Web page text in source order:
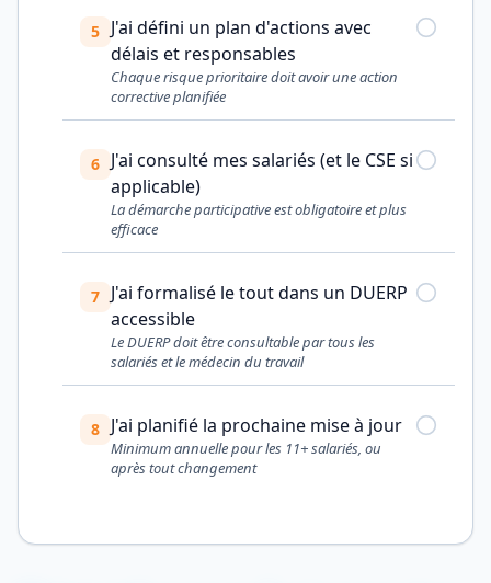
5 J'ai défini un plan d'actions avec
délais et responsables
Chaque risque prioritaire doit avoir une action
corrective planifiée
6 J'ai consulté mes salariés (et le CSE si
applicable)
La démarche participative est obligatoire et plus
efficace
7 J'ai formalisé le tout dans un DUERP
accessible
Le DUERP doit être consultable par tous les
salariés et le médecin du travail
8 J'ai planifié la prochaine mise à jour
Minimum annuelle pour les 11+ salariés, ou
après tout changement